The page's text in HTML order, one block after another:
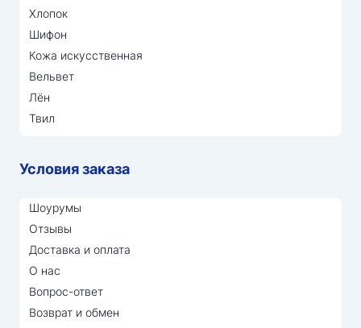
Хлопок
Шифон
Кожа искусственная
Вельвет
Лён
Твил
Условия заказа
Шоурумы
Отзывы
Доставка и оплата
О нас
Вопрос-ответ
Возврат и обмен